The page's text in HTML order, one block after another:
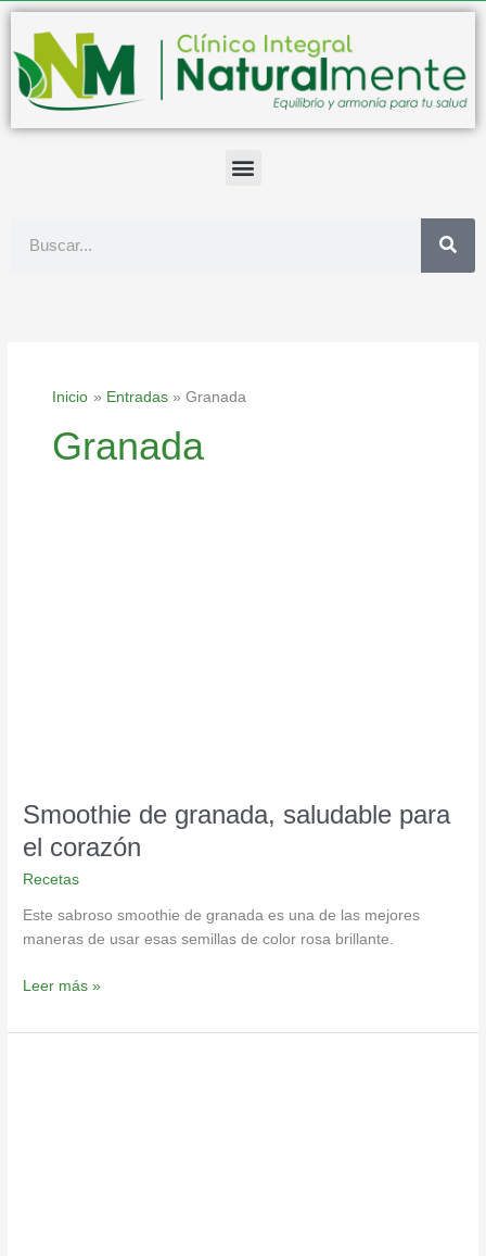
contenido
Inicio Entradas Granada
Granada
Smoothie de granada, saludable para
el corazón
Recetas
Este sabroso smoothie de granada es una de las mejores
maneras de usar esas semillas de color rosa brillante.
Leer más »